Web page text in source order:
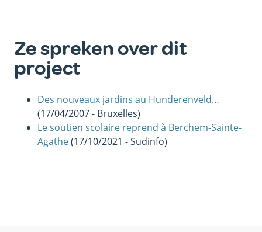
Ze spreken over dit
project
Des nouveaux jardins au Hunderenveld…
(17/04/2007 - Bruxelles)
Le soutien scolaire reprend à Berchem-Sainte-
Agathe(17/10/2021 - Sudinfo)